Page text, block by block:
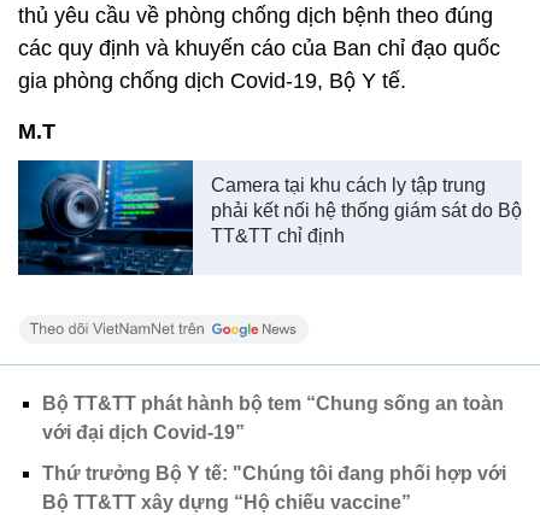
thủ yêu cầu về phòng chống dịch bệnh theo đúng
các quy định và khuyến cáo của Ban chỉ đạo quốc
gia phòng chống dịch Covid-19, Bộ Y tế.
M.T
Camera tại khu cách ly tập trung
phải kết nối hệ thống giám sát do Bộ
TT&TT chỉ định
Bộ TT&TT phát hành bộ tem “Chung sống an toàn
với đại dịch Covid-19”
Thứ trưởng Bộ Y tế: "Chúng tôi đang phối hợp với
Bộ TT&TT xây dựng “Hộ chiếu vaccine”